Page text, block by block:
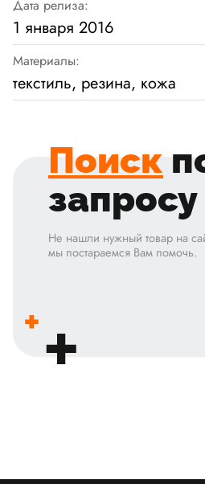
Дата релиза:
1 января 2016
Материалы:
текстиль, резина, кожа
Поиск
запросу
Не нашли нужный товар на
мы постараемся Вам помочь.